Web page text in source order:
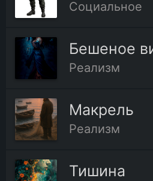
Социальное
Бешеное
Реализм
Макрель
Реализм
Тишина